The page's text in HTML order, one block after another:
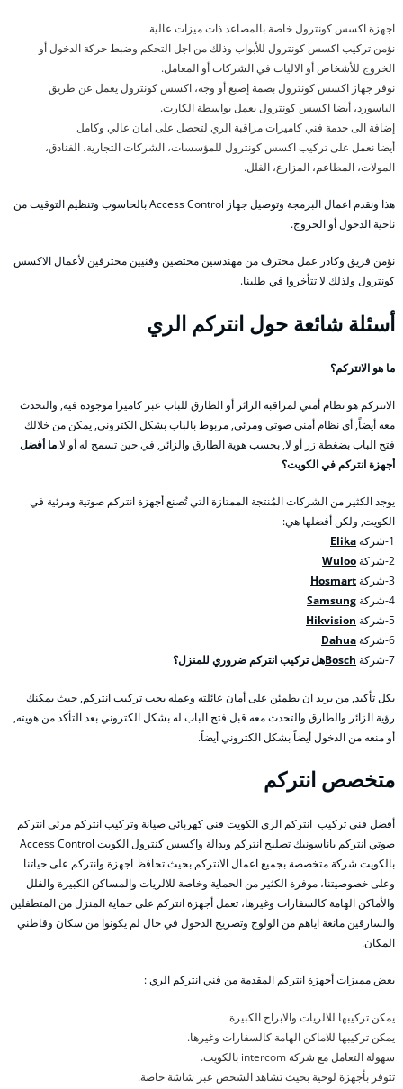
اجهزة اكسس كونترول خاصة بالمصاعد ذات ميزات عالية.
نؤمن تركيب اكسس كونترول للأبواب وذلك من اجل التحكم وضبط حركة الدخول أو
الخروج للأشخاص أو الاليات في الشركات أو المعامل.
نوفر جهاز اكسس كونترول بصمة إصبع أو وجه، اكسس كونترول يعمل عن طريق
الباسورد، أيضا اكسس كونترول يعمل بواسطة الكارت.
إضافة الى خدمة فني كاميرات مراقبة الري لتحصل على امان عالي وكامل
أيضا نعمل على تركيب اكسس كونترول للمؤسسات، الشركات التجارية، الفنادق،
المولات، المطاعم، المزارع، الفلل.
هذا ونقدم اعمال البرمجة وتوصيل جهاز Access Control بالحاسوب وتنظيم التوقيت من
ناحية الدخول أو الخروج.
نؤمن فريق وكادر عمل محترف من مهندسين مختصين وفنيين محترفين لأعمال الاكسس
كونترول ولذلك لا تتأخروا في طلبنا.
أسئلة شائعة حول انتركم الري
ما هو الانتركم؟
الانتركم هو نظام أمني لمراقبة الزائر أو الطارق للباب عبر كاميرا موجوده فيه, والتحدث
معه أيضاً, أي نظام أمني صوتي ومرئي, مربوط بالباب بشكل الكتروني, يمكن من خلالك
فتح الباب بضغطة زر أو لا, بحسب هوية الطارق والزائر, في حين تسمح له أو لا.ما أفضل
أجهزة انتركم في الكويت؟
يوجد الكثير من الشركات المُنتجة الممتازة التي تُصنع أجهزة انتركم صوتية ومرئية في
الكويت, ولكن أفضلها هي:
1-شركة
Elika
2-شركة
Wuloo
3-شركة
Hosmart
4-شركة
Samsung
5-شركة
Hikvision
6-شركة
Dahua
7-شركة
Boschهل تركيب انتركم ضروري للمنزل؟
بكل تأكيد, من يريد ان يطمئن على أمان عائلته وعمله يجب تركيب انتركم, حيث يمكنك
رؤية الزائر والطارق والتحدث معه قبل فتح الباب له بشكل الكتروني بعد التأكد من هويته,
أو منعه من الدخول أيضاً بشكل الكتروني أيضاً.
متخصص انتركم
أفضل فني تركيب انتركم الري الكويت فني كهربائي صيانة وتركيب انتركم مرئي انتركم
صوتي انتركم باناسونيك تصليح انتركم وبدالة واكسس كنترول الكويت Access Control
بالكويت شركة متخصصة بجميع اعمال الانتركم بحيث تحافظ اجهزة وانتركم على حياتنا
وعلى خصوصيتنا، موفرة الكثير من الحماية وخاصة للالريات والمساكن الكبيرة والفلل
والأماكن الهامة كالسفارات وغيرها، تعمل أجهزة انتركم على حماية المنزل من المتطفلين
والسارقين مانعة اياهم من الولوج وتصريح الدخول في حال لم يكونوا من سكان وقاطني
المكان.
بعض مميزات أجهزة انتركم المقدمة من فني انتركم الري :
يمكن تركيبها للالريات والابراج الكبيرة.
يمكن تركيبها للاماكن الهامة كالسفارات وغيرها.
سهولة التعامل مع شركة intercom بالكويت.
تتوفر بأجهزة لوحية بحيث تشاهد الشخص عبر شاشة خاصة.